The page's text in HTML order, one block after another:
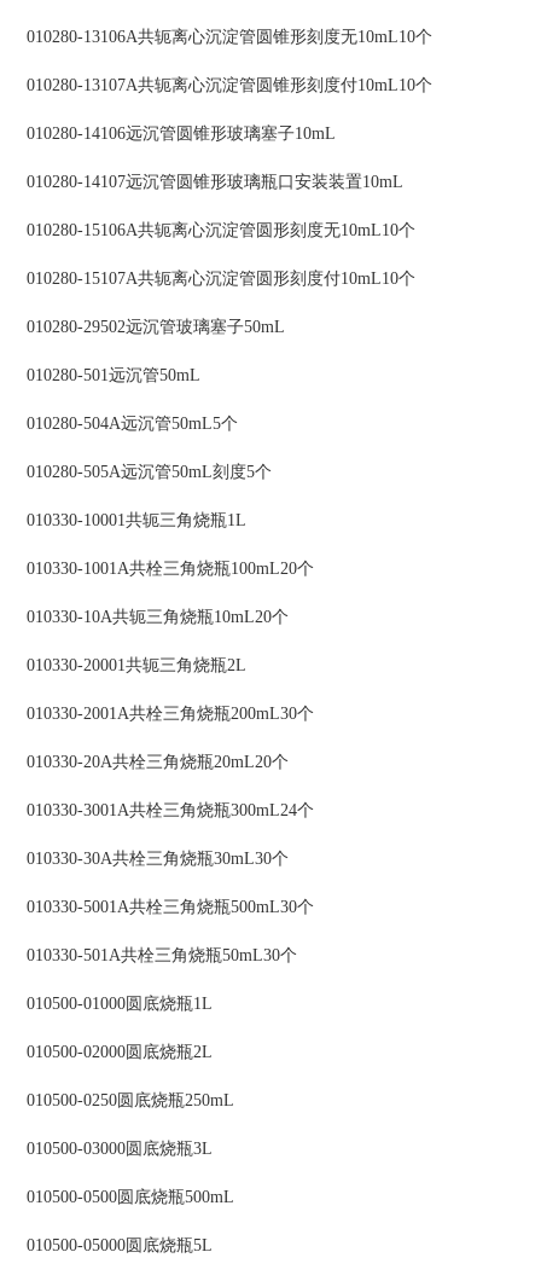
010280-13106A共轭离心沉淀管圆锥形刻度无10mL10个
010280-13107A共轭离心沉淀管圆锥形刻度付10mL10个
010280-14106远沉管圆锥形玻璃塞子10mL
010280-14107远沉管圆锥形玻璃瓶口安装装置10mL
010280-15106A共轭离心沉淀管圆形刻度无10mL10个
010280-15107A共轭离心沉淀管圆形刻度付10mL10个
010280-29502远沉管玻璃塞子50mL
010280-501远沉管50mL
010280-504A远沉管50mL5个
010280-505A远沉管50mL刻度5个
010330-10001共轭三角烧瓶1L
010330-1001A共栓三角烧瓶100mL20个
010330-10A共轭三角烧瓶10mL20个
010330-20001共轭三角烧瓶2L
010330-2001A共栓三角烧瓶200mL30个
010330-20A共栓三角烧瓶20mL20个
010330-3001A共栓三角烧瓶300mL24个
010330-30A共栓三角烧瓶30mL30个
010330-5001A共栓三角烧瓶500mL30个
010330-501A共栓三角烧瓶50mL30个
010500-01000圆底烧瓶1L
010500-02000圆底烧瓶2L
010500-0250圆底烧瓶250mL
010500-03000圆底烧瓶3L
010500-0500圆底烧瓶500mL
010500-05000圆底烧瓶5L